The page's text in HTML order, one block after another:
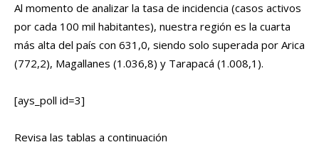
Al momento de analizar la tasa de incidencia (casos activos
por cada 100 mil habitantes), nuestra región es la cuarta
más alta del país con 631,0, siendo solo superada por Arica
(772,2), Magallanes (1.036,8) y Tarapacá (1.008,1).
[ays_poll id=3]
Revisa las tablas a continuación